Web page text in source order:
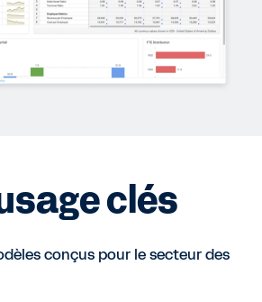
clés
conçus pour le secteur des